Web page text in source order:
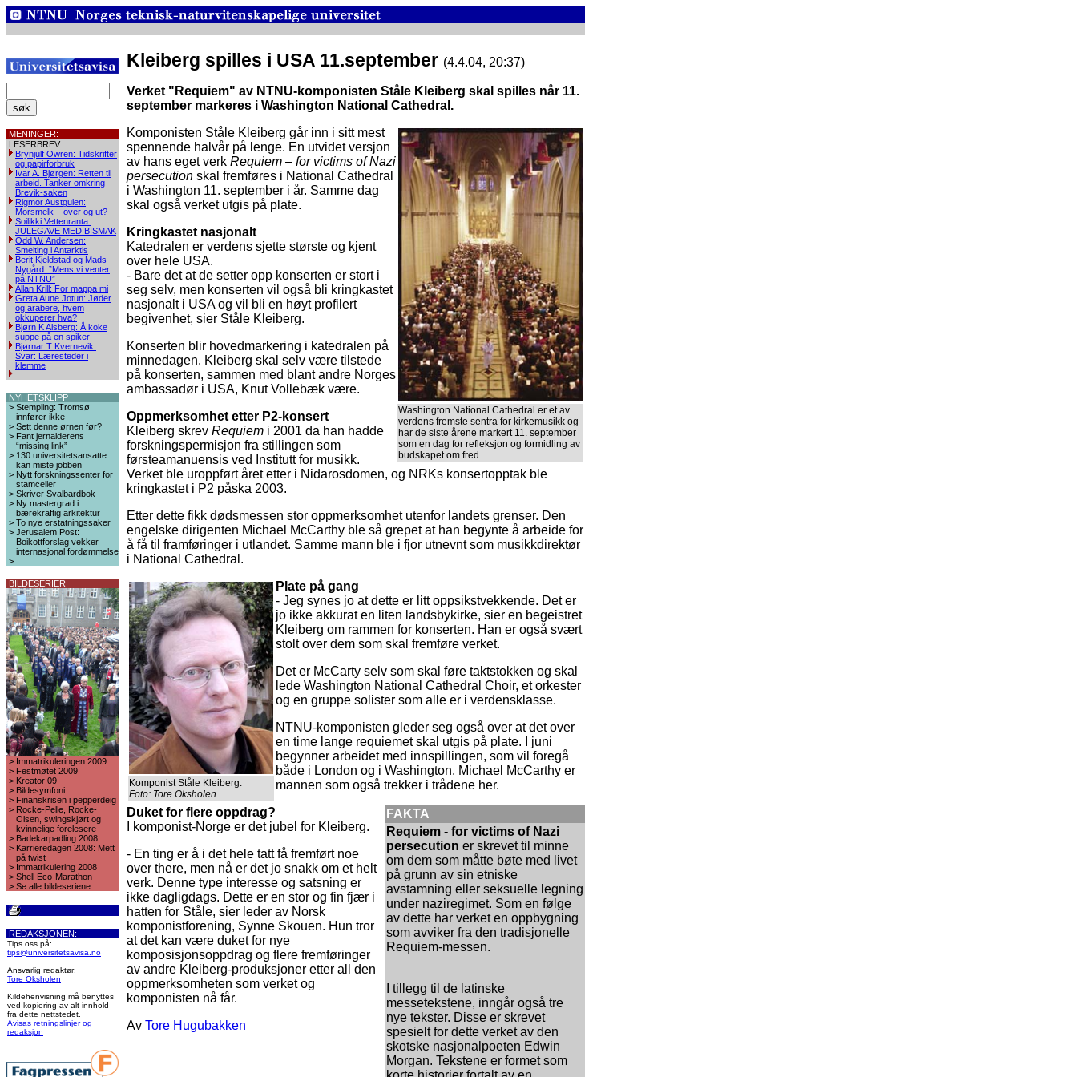
MENINGER:
LESERBREV:
Brynjulf Owren: Tidskrifter
og papirforbruk
Ivar A. Bjørgen: Retten til
arbeid. Tanker omkring
Brevik-saken
Rigmor Austgulen:
Morsmelk – over og ut?
Soilikki Vettenranta:
JULEGAVE MED BISMAK
Odd W. Andersen:
Smelting i Antarktis
Berit Kjeldstad og Mads
Nygård: ”Mens vi venter
på NTNU”
Allan Krill: For mappa mi
Greta Aune Jotun: Jøder
og arabere, hvem
okkuperer hva?
Bjørn K Alsberg: Å koke
suppe på en spiker
Bjørnar T Kvernevik:
Svar: Læresteder i
klemme
NYHETSKLIPP
> Stempling: Tromsø
innfører ikke
> Sett denne ørnen før?
> Fant jernalderens
“missing link”
> 130 universitetsansatte
kan miste jobben
> Nytt forskningssenter for
stamceller
> Skriver Svalbardbok
> Ny mastergrad i
bærekraftig arkitektur
> To nye erstatningssaker
> Jerusalem Post:
Boikottforslag vekker
internasjonal fordømmelse
>
BILDESERIER
> Immatrikuleringen 2009
> Festmøtet 2009
> Kreator 09
> Bildesymfoni
> Finanskrisen i pepperdeig
> Rocke-Pelle, Rocke-
Olsen, swingskjørt og
kvinnelige forelesere
> Badekarpadling 2008
> Karrieredagen 2008: Mett
på twist
> Immatrikulering 2008
> Shell Eco-Marathon
> Se alle bildeseriene
REDAKSJONEN:
Tips oss på:
tips@universitetsavisa.no
Ansvarlig redaktør:
Tore Oksholen
Kildehenvisning må benyttes
ved kopiering av alt innhold
fra dette nettstedet.
Avisas retningslinjer og
redaksjon
Kleiberg spilles i USA 11.september (4.4.04, 20:37)
Verket "Requiem" av NTNU-komponisten Ståle Kleiberg skal spilles når 11.
september markeres i Washington National Cathedral.
Washington National Cathedral er et av
verdens fremste sentra for kirkemusikk og
har de siste årene markert 11. september
som en dag for refleksjon og formidling av
budskapet om fred.
Komponisten Ståle Kleiberg går inn i sitt mest
spennende halvår på lenge. En utvidet versjon
av hans eget verk Requiem – for victims of Nazi
persecution skal fremføres i National Cathedral
i Washington 11. september i år. Samme dag
skal også verket utgis på plate.
Kringkastet nasjonalt
Katedralen er verdens sjette største og kjent
over hele USA.
- Bare det at de setter opp konserten er stort i
seg selv, men konserten vil også bli kringkastet
nasjonalt i USA og vil bli en høyt profilert
begivenhet, sier Ståle Kleiberg.
Konserten blir hovedmarkering i katedralen på
minnedagen. Kleiberg skal selv være tilstede
på konserten, sammen med blant andre Norges
ambassadør i USA, Knut Vollebæk være.
Oppmerksomhet etter P2-konsert
Kleiberg skrev Requiem i 2001 da han hadde
forskningspermisjon fra stillingen som
førsteamanuensis ved Institutt for musikk.
Verket ble uroppført året etter i Nidarosdomen, og NRKs konsertopptak ble
kringkastet i P2 påska 2003.
Etter dette fikk dødsmessen stor oppmerksomhet utenfor landets grenser. Den
engelske dirigenten Michael McCarthy ble så grepet at han begynte å arbeide for
å få til framføringer i utlandet. Samme mann ble i fjor utnevnt som musikkdirektør
i National Cathedral.
Komponist Ståle Kleiberg.
Foto: Tore Oksholen
Plate på gang
- Jeg synes jo at dette er litt oppsikstvekkende. Det er
jo ikke akkurat en liten landsbykirke, sier en begeistret
Kleiberg om rammen for konserten. Han er også svært
stolt over dem som skal fremføre verket.
Det er McCarty selv som skal føre taktstokken og skal
lede Washington National Cathedral Choir, et orkester
og en gruppe solister som alle er i verdensklasse.
NTNU-komponisten gleder seg også over at det over
en time lange requiemet skal utgis på plate. I juni
begynner arbeidet med innspillingen, som vil foregå
både i London og i Washington. Michael McCarthy er
mannen som også trekker i trådene her.
FAKTA
Requiem - for victims of Nazi
persecution er skrevet til minne
om dem som måtte bøte med livet
på grunn av sin etniske
avstamning eller seksuelle legning
under naziregimet. Som en følge
av dette har verket en oppbygning
som avviker fra den tradisjonelle
Requiem-messen.
I tillegg til de latinske
messetekstene, inngår også tre
nye tekster. Disse er skrevet
spesielt for dette verket av den
skotske nasjonalpoeten Edwin
Morgan. Tekstene er formet som
Duket for flere oppdrag?
I komponist-Norge er det jubel for Kleiberg.
- En ting er å i det hele tatt få fremført noe
over there, men nå er det jo snakk om et helt
verk. Denne type interesse og satsning er
ikke dagligdags. Dette er en stor og fin fjær i
hatten for Ståle, sier leder av Norsk
komponistforening, Synne Skouen. Hun tror
at det kan være duket for nye
komposisjonsoppdrag og flere fremføringer
av andre Kleiberg-produksjoner etter all den
oppmerksomheten som verket og
komponisten nå får.
Av Tore Hugubakken